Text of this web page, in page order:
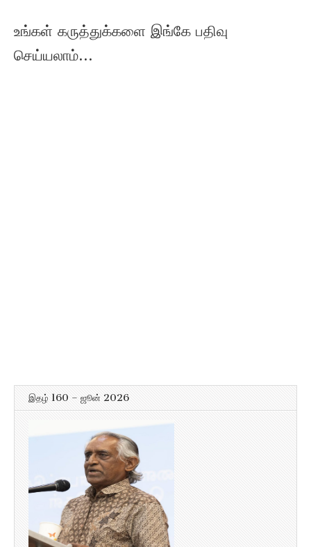
உங்கள் கருத்துக்களை இங்கே பதிவு
செய்யலாம்...
இதழ் 160 – ஜூன் 2026